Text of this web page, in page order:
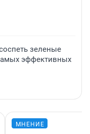
зеленые
эффективных
МНЕНИЕ